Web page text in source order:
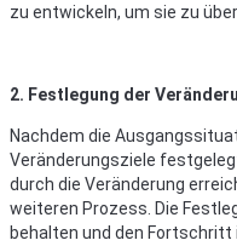
zu entwickeln, um sie zu
2. Festlegung der
Nachdem die
Veränderungsziele
durch die Veränderung
weiteren Prozess. Die
behalten und den